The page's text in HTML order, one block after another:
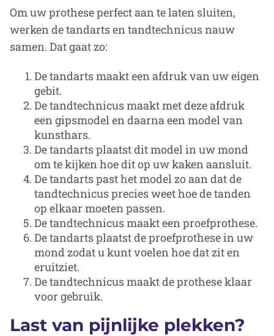
Om uw prothese perfect aan te laten sluiten,
werken de tandarts en tandtechnicus nauw
samen. Dat gaat zo:
De tandarts maakt een afdruk van uw eigen
gebit.
De tandtechnicus maakt met deze afdruk
een gipsmodel en daarna een model van
kunsthars.
De tandarts plaatst dit model in uw mond
om te kijken hoe dit op uw kaken aansluit.
De tandarts past het model zo aan dat de
tandtechnicus precies weet hoe de tanden
op elkaar moeten passen.
De tandtechnicus maakt een proefprothese.
De tandarts plaatst de proefprothese in uw
mond zodat u kunt voelen hoe dat zit en
eruitziet.
De tandtechnicus maakt de prothese klaar
voor gebruik.
Last van pijnlijke plekken?